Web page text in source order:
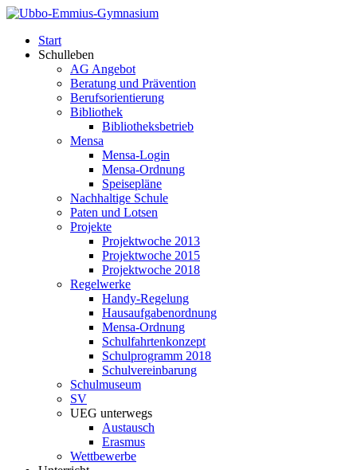
Start
Schulleben
AG Angebot
Beratung und Prävention
Berufsorientierung
Bibliothek
Bibliotheksbetrieb
Mensa
Mensa-Login
Mensa-Ordnung
Speisepläne
Nachhaltige Schule
Paten und Lotsen
Projekte
Projektwoche 2013
Projektwoche 2015
Projektwoche 2018
Regelwerke
Handy-Regelung
Hausaufgabenordnung
Mensa-Ordnung
Schulfahrtenkonzept
Schulprogramm 2018
Schulvereinbarung
Schulmuseum
SV
UEG unterwegs
Austausch
Erasmus
Wettbewerbe